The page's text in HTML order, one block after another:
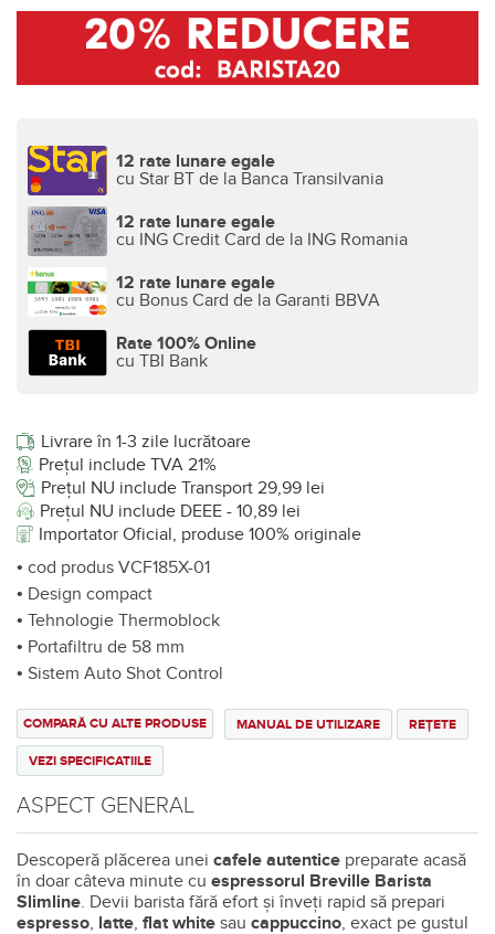
12 rate lunare egale
cu Star BT de la Banca Transilvania
12 rate lunare egale
cu ING Credit Card de la ING Romania
12 rate lunare egale
cu Bonus Card de la Garanti BBVA
Rate 100% Online
cu TBI Bank
Livrare în 1-3 zile lucrătoare
Prețul include TVA 21%
Prețul NU include Transport 29,99 lei
Prețul NU include DEEE - 10,89 lei
Importator Oficial, produse 100% originale
• cod produs VCF185X-01
• Design compact
• Tehnologie Thermoblock
• Portafiltru de 58 mm
• Sistem Auto Shot Control
MANUAL DE UTILIZARE REȚETE
COMPARĂ CU ALTE PRODUSE
VEZI SPECIFICATIILE
ASPECT GENERAL
Descoperă plăcerea unei cafele autentice preparate acasă
în doar câteva minute cu espressorul Breville Barista
Slimline. Devii barista fără efort și înveți rapid să prepari
espresso, latte, flat white sau cappuccino, exact pe gustul